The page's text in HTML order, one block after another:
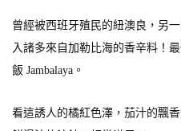
曾經被西班牙殖民的紐澳良，另
入諸多來自加勒比海的香辛料！
飯 Jambalaya。
看這誘人的橘紅色澤，茄汁的飄